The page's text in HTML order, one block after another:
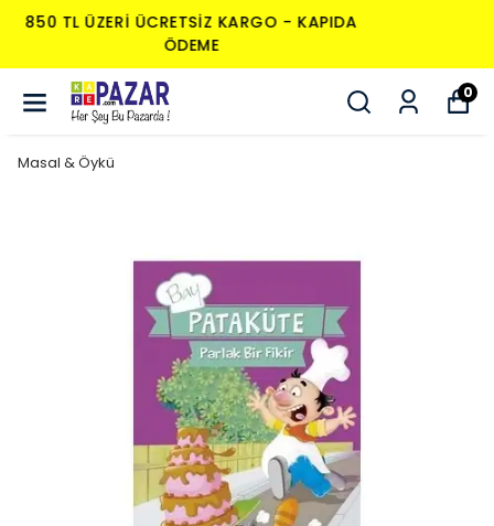
850 TL ÜZERI ÜCRETSIZ KARGO - KAPIDA
0
Masal & Öykü